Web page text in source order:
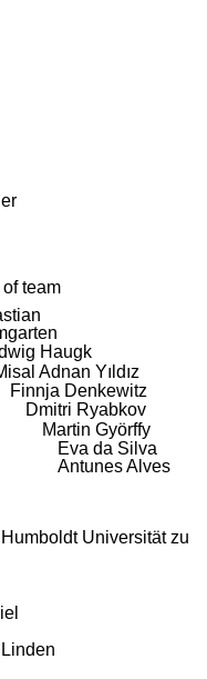
team
Haugk
Adnan Yıldız
Finnja Denkewitz
Dmitri Ryabkov
Martin Györffy
Eva da Silva
Antunes Alves
Universität zu